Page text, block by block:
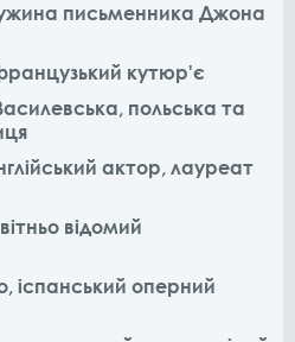
письменника Джона
кутюр'є
польська та
актор, лауреат
відомий
іспанський оперний